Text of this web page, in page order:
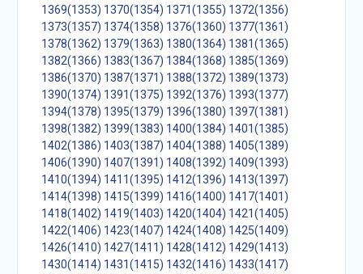
1369(1353) 1370(1354) 1371(1355) 1372(1356)
1373(1357) 1374(1358) 1376(1360) 1377(1361)
1378(1362) 1379(1363) 1380(1364) 1381(1365)
1382(1366) 1383(1367) 1384(1368) 1385(1369)
1386(1370) 1387(1371) 1388(1372) 1389(1373)
1390(1374) 1391(1375) 1392(1376) 1393(1377)
1394(1378) 1395(1379) 1396(1380) 1397(1381)
1398(1382) 1399(1383) 1400(1384) 1401(1385)
1402(1386) 1403(1387) 1404(1388) 1405(1389)
1406(1390) 1407(1391) 1408(1392) 1409(1393)
1410(1394) 1411(1395) 1412(1396) 1413(1397)
1414(1398) 1415(1399) 1416(1400) 1417(1401)
1418(1402) 1419(1403) 1420(1404) 1421(1405)
1422(1406) 1423(1407) 1424(1408) 1425(1409)
1426(1410) 1427(1411) 1428(1412) 1429(1413)
1430(1414) 1431(1415) 1432(1416) 1433(1417)